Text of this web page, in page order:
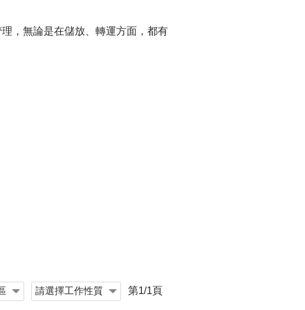
，無論是在儲放、轉運方面，都有
第1/1頁